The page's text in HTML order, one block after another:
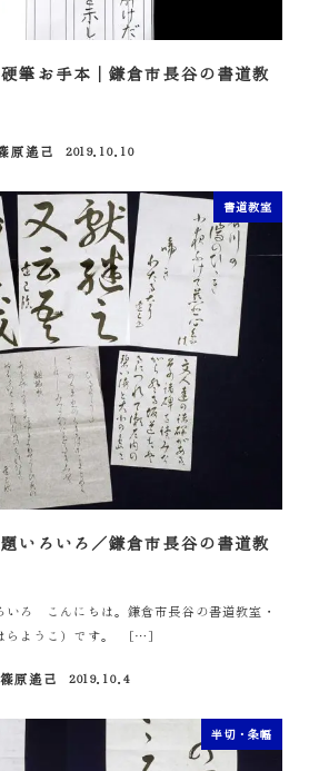
筆お手本｜鎌倉市長谷の書道教
原遙己
2019.10.10
書道教室
いろいろ／鎌倉市長谷の書道教
いろ こんにちは。鎌倉市長谷の書道教室・
らようこ）です。 […]
篠原遙己
2019.10.4
半切・条幅